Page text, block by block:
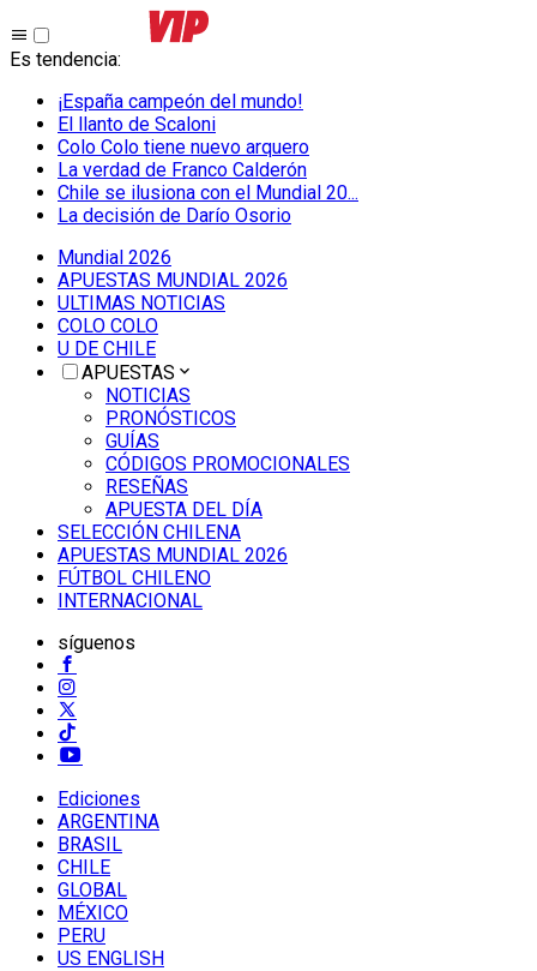
Es tendencia:
¡España campeón del mundo!
El llanto de Scaloni
Colo Colo tiene nuevo arquero
La verdad de Franco Calderón
Chile se ilusiona con el Mundial 20...
La decisión de Darío Osorio
Mundial 2026
APUESTAS MUNDIAL 2026
ULTIMAS NOTICIAS
COLO COLO
U DE CHILE
APUESTAS
NOTICIAS
PRONÓSTICOS
GUÍAS
CÓDIGOS PROMOCIONALES
RESEÑAS
APUESTA DEL DÍA
SELECCIÓN CHILENA
APUESTAS MUNDIAL 2026
FÚTBOL CHILENO
INTERNACIONAL
síguenos
Ediciones
ARGENTINA
BRASIL
CHILE
GLOBAL
MÉXICO
PERU
US ENGLISH